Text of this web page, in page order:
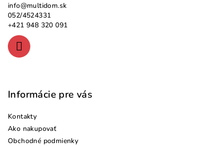
info@multidom.sk
052/4524331
+421 948 320 091
Informácie pre vás
Kontakty
Ako nakupovať
Obchodné podmienky